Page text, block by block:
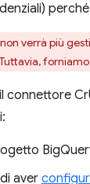
verrà più
Tuttavia,
connettore
aver